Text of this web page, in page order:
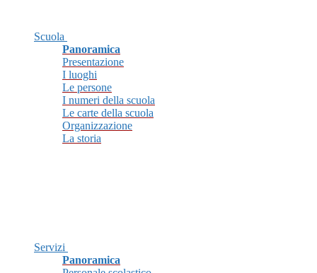
Scuola
Panoramica
Presentazione
I luoghi
Le persone
I numeri della scuola
Le carte della scuola
Organizzazione
La storia
Servizi
Panoramica